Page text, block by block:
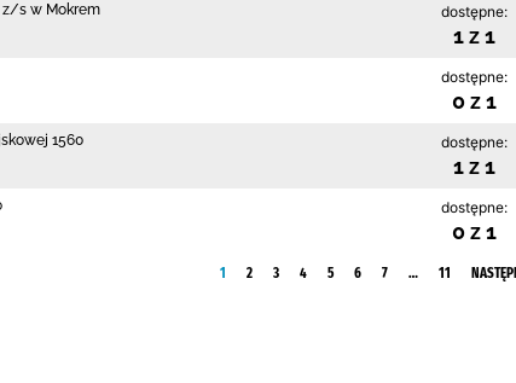
z/s w Mokrem dostępne:
1 z 1
dostępne:
0 z 1
1560 dostępne:
1 z 1
dostępne:
0 z 1
1 2 3 4 5 6 7 … 11